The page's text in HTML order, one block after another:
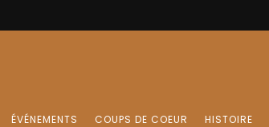
ÉVÉNEMENTS COUPS DE COEUR HISTOIRE